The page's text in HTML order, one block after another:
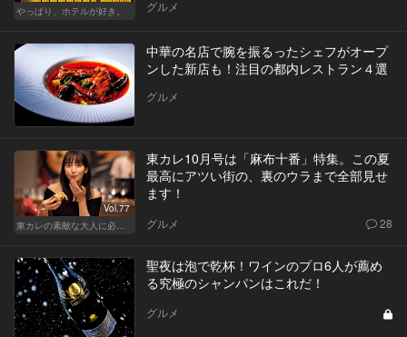
やっぱり、ホテルが好き。
グルメ
中華の名店で腕を振るったシェフがオープ
ンした新店も！注目の都内レストラン４選
グルメ
Vol.77
東カレの素敵な大人に必要なこと
東カレ10月号は「麻布十番」特集。この夏
最高にアツい街の、裏のウラまで全部見せ
ます！
グルメ 28
聖夜は泡で乾杯！ワインのプロ6人が薦め
る究極のシャンパンはこれだ！
グルメ